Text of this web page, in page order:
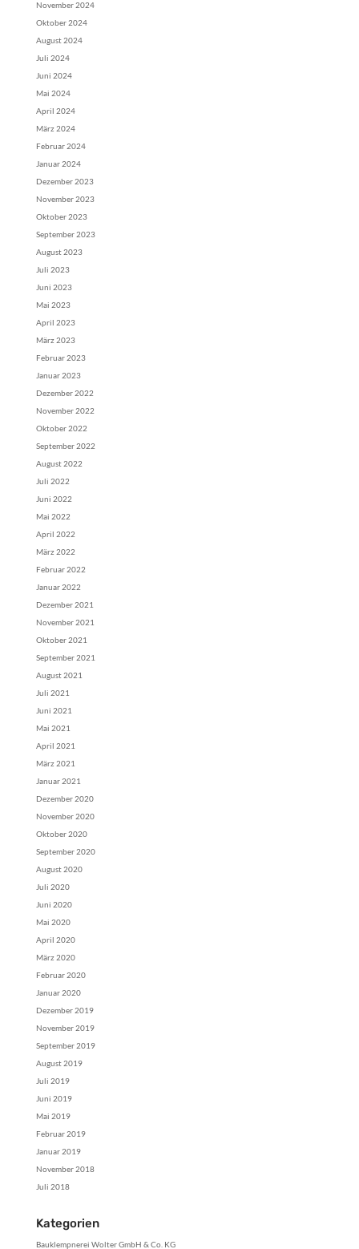
November 2024
Oktober 2024
August 2024
Juli 2024
Juni 2024
Mai 2024
April 2024
März 2024
Februar 2024
Januar 2024
Dezember 2023
November 2023
Oktober 2023
September 2023
August 2023
Juli 2023
Juni 2023
Mai 2023
April 2023
März 2023
Februar 2023
Januar 2023
Dezember 2022
November 2022
Oktober 2022
September 2022
August 2022
Juli 2022
Juni 2022
Mai 2022
April 2022
März 2022
Februar 2022
Januar 2022
Dezember 2021
November 2021
Oktober 2021
September 2021
August 2021
Juli 2021
Juni 2021
Mai 2021
April 2021
März 2021
Januar 2021
Dezember 2020
November 2020
Oktober 2020
September 2020
August 2020
Juli 2020
Juni 2020
Mai 2020
April 2020
März 2020
Februar 2020
Januar 2020
Dezember 2019
November 2019
September 2019
August 2019
Juli 2019
Juni 2019
Mai 2019
Februar 2019
Januar 2019
November 2018
Juli 2018
Kategorien
Bauklempnerei Wolter GmbH & Co. KG